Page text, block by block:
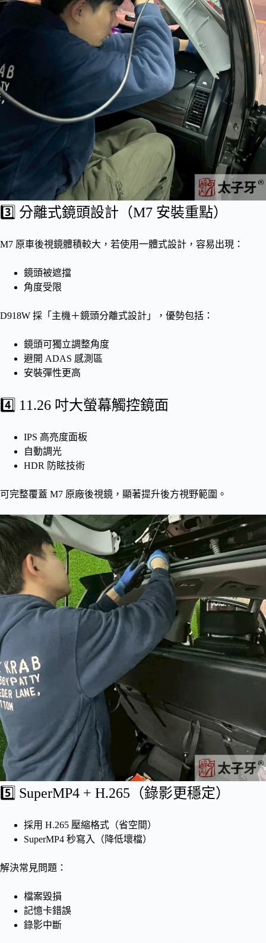
3️⃣ 分離式鏡頭設計（M7 安裝重點）
M7 原車後視鏡體積較大，若使用一體式設計，容易出現：
鏡頭被遮擋
角度受限
D918W 採「主機＋鏡頭分離式設計」，優勢包括：
鏡頭可獨立調整角度
避開 ADAS 感測區
安裝彈性更高
4️⃣ 11.26 吋大螢幕觸控鏡面
IPS 高亮度面板
自動調光
HDR 防眩技術
可完整覆蓋 M7 原廠後視鏡，顯著提升後方視野範圍。
5️⃣ SuperMP4 + H.265（錄影更穩定）
採用 H.265 壓縮格式（省空間）
SuperMP4 秒寫入（降低壞檔）
解決常見問題：
檔案毀損
記憶卡錯誤
錄影中斷